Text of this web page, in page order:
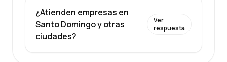
¿Atienden empresas en
Santo Domingo y otras
ciudades?
Ver
respuesta